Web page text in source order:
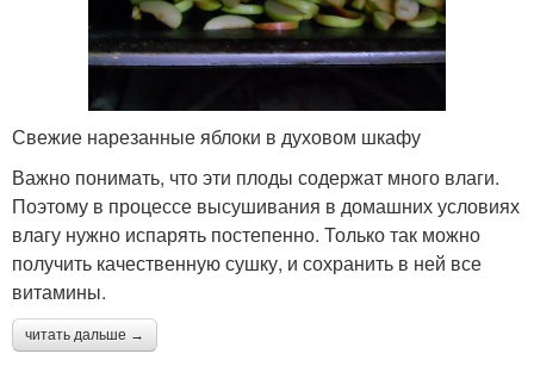
Свежие нарезанные яблоки в духовом шкафу
Важно понимать, что эти плоды содержат много влаги.
Поэтому в процессе высушивания в домашних условиях
влагу нужно испарять постепенно. Только так можно
получить качественную сушку, и сохранить в ней все
витамины.
читать дальше →